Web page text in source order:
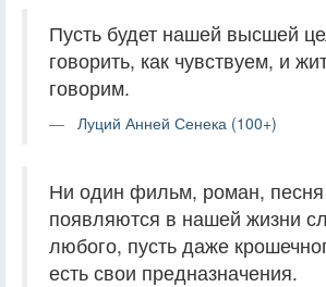
Пусть будет нашей высшей
говорить, как чувствуем, и
говорим.
Луций Анней Сенека (100+)
Ни один фильм, роман,
появляются в нашей жизни
любого, пусть даже
есть свои предназначения.